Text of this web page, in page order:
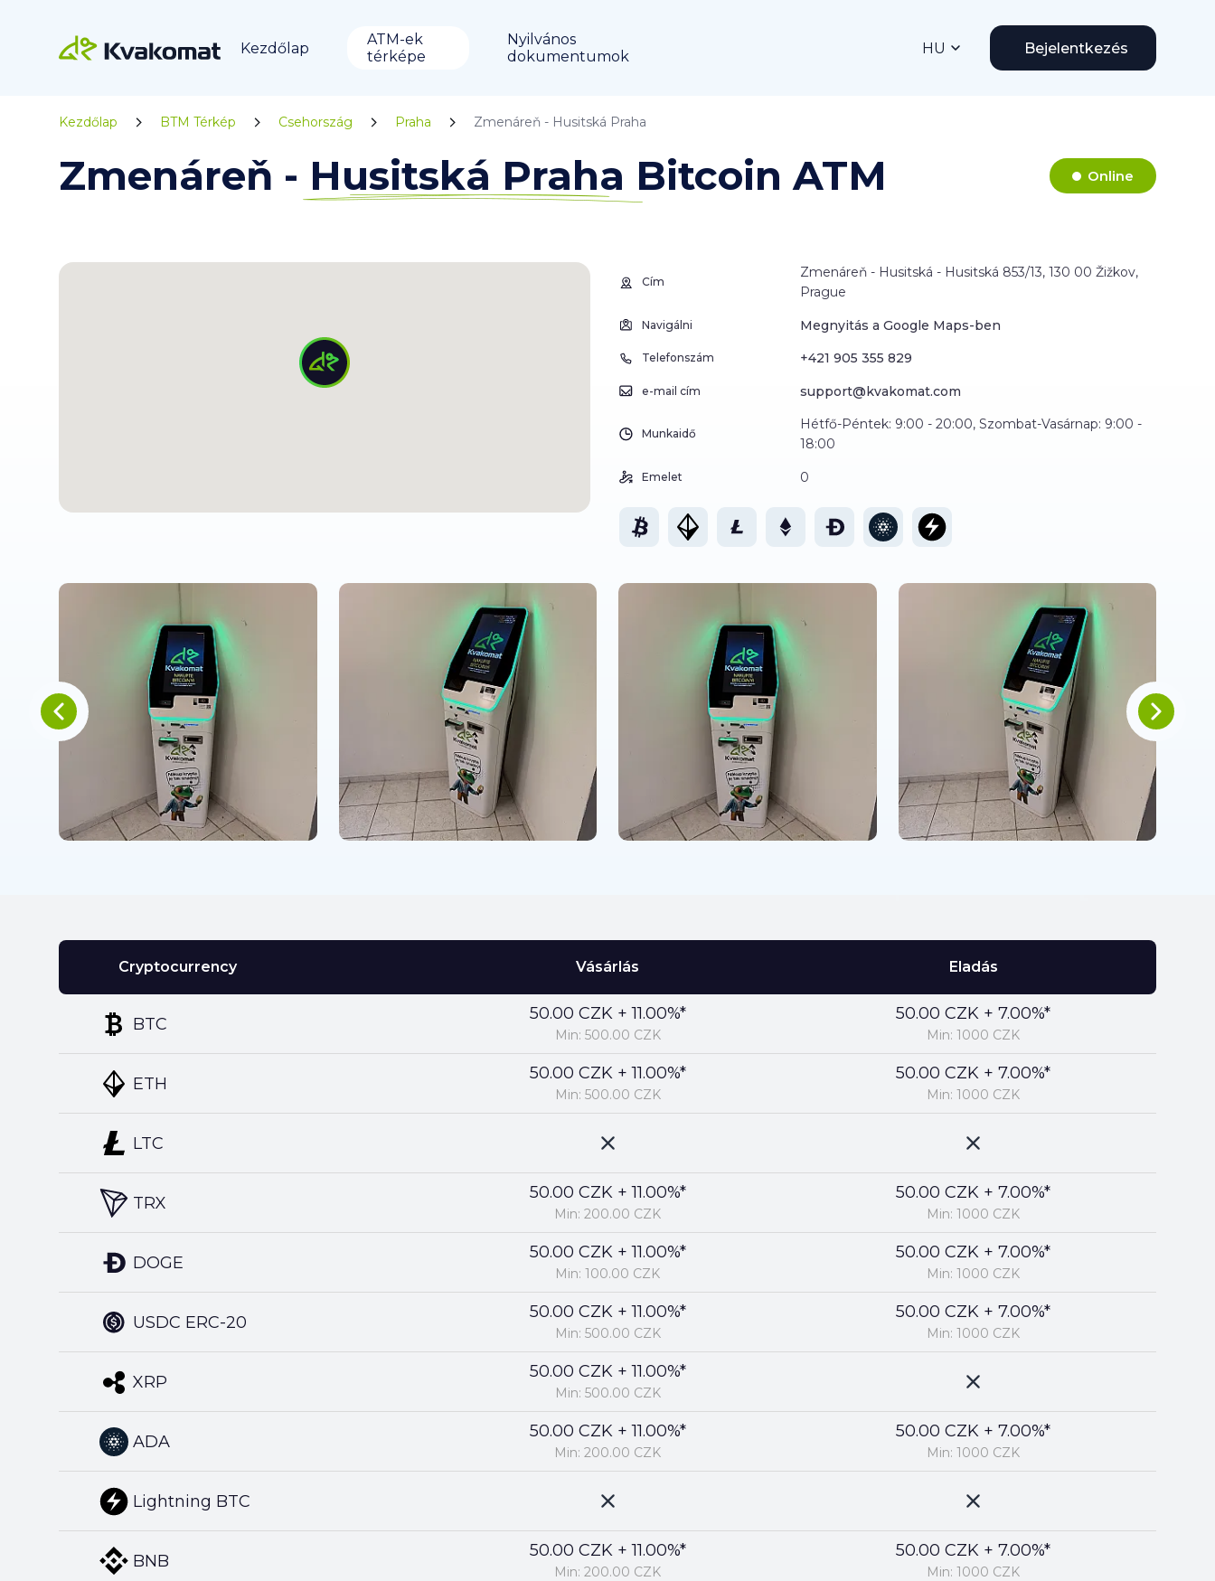
Kezdőlap
ATM-ek
térképe
Nyilvános
dokumentumok
HU Bejelentkezés
Kezdőlap BTM Térkép Csehország Praha Zmenáreň - Husitská Praha
Zmenáreň - Husitská Praha Bitcoin ATM Online
Cím
Zmenáreň - Husitská - Husitská 853/13, 130 00 Žižkov,
Prague
Navigálni Megnyitás a Google Maps-ben
Telefonszám +421 905 355 829
e-mail cím support@kvakomat.com
Munkaidő
Hétfő-Péntek: 9:00 - 20:00, Szombat-Vasárnap: 9:00 -
18:00
Emelet 0
Cryptocurrency
BTC
ETH
LTC
TRX
DOGE
USDC ERC-20
XRP
ADA
Lightning BTC
BNB
Vásárlás
50.00 CZK + 11.00%*
Min: 500.00 CZK
50.00 CZK + 11.00%*
Min: 500.00 CZK
50.00 CZK + 11.00%*
Min: 200.00 CZK
50.00 CZK + 11.00%*
Min: 100.00 CZK
50.00 CZK + 11.00%*
Min: 500.00 CZK
50.00 CZK + 11.00%*
Min: 500.00 CZK
50.00 CZK + 11.00%*
Min: 200.00 CZK
50.00 CZK + 11.00%*
Min: 200.00 CZK
Eladás
50.00 CZK + 7.00%*
Min: 1000 CZK
50.00 CZK + 7.00%*
Min: 1000 CZK
50.00 CZK + 7.00%*
Min: 1000 CZK
50.00 CZK + 7.00%*
Min: 1000 CZK
50.00 CZK + 7.00%*
Min: 1000 CZK
50.00 CZK + 7.00%*
Min: 1000 CZK
50.00 CZK + 7.00%*
Min: 1000 CZK